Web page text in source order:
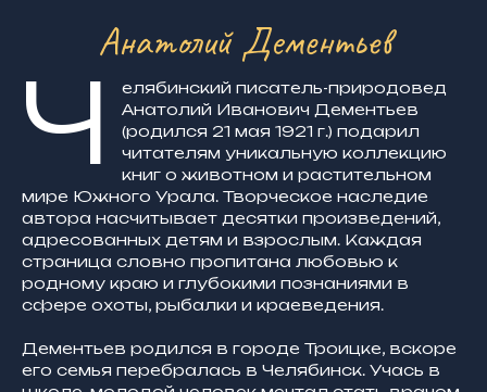
Анатолий Дементьев
Ч
елябинский писатель-природовед
Анатолий Иванович Дементьев
(родился 21 мая 1921 г.) подарил
читателям уникальную коллекцию
книг о животном и растительном
мире Южного Урала. Творческое наследие
автора насчитывает десятки произведений,
адресованных детям и взрослым. Каждая
страница словно пропитана любовью к
родному краю и глубокими познаниями в
сфере охоты, рыбалки и краеведения.
Дементьев родился в городе Троицке, вскоре
его семья перебралась в Челябинск. Учась в